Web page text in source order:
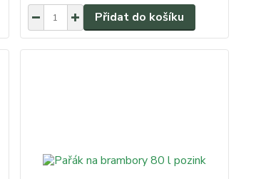
Přidat do košíku